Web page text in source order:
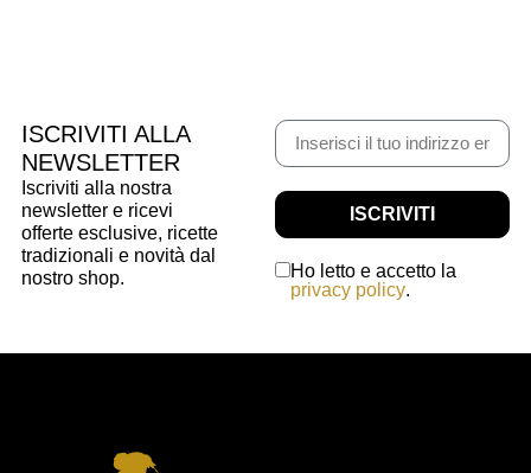
ISCRIVITI ALLA
NEWSLETTER
Iscriviti alla nostra
newsletter e ricevi
offerte esclusive, ricette
tradizionali e novità dal
nostro shop.
Ho letto e accetto la
privacy policy.
ISCRIVITI